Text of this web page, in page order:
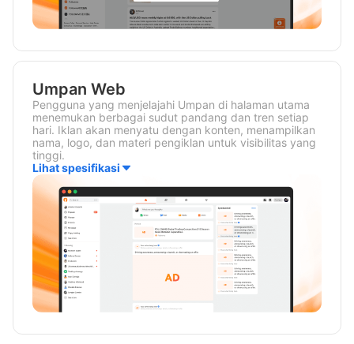
Umpan Web
Pengguna yang menjelajahi Umpan di halaman utama
menemukan berbagai sudut pandang dan tren setiap
hari. Iklan akan menyatu dengan konten, menampilkan
nama, logo, dan materi pengiklan untuk visibilitas yang
tinggi.
Lihat spesifikasi